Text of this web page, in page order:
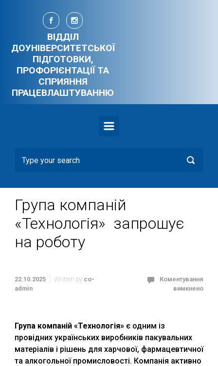
Skip to main content
ВІДДІЛ
ДОУНІВЕРСИТЕТСЬКОЇ
ПІДГОТОВКИ,
ПРОФОРІЄНТАЦІЇ ТА
СПРИЯННЯ
ПРАЦЕВЛАШТУВАННЮ
Група компаній
«Технологія» запрошує
на роботу
22.10.2025 Written by co-
admin
Коментування
вимкнено
Група компаній «Технологія» є одним із
провідних українських виробників пакувальних
матеріалів і рішень для харчової, фармацевтичної
та алкогольної промисловості. Компанія активно